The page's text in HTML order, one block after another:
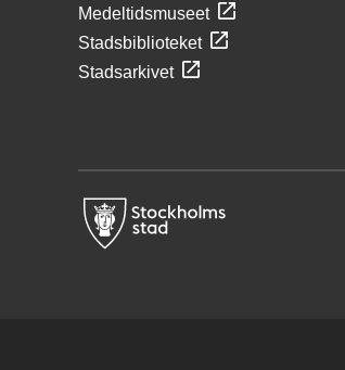
Medeltidsmuseet
Stadsbiblioteket
Stadsarkivet